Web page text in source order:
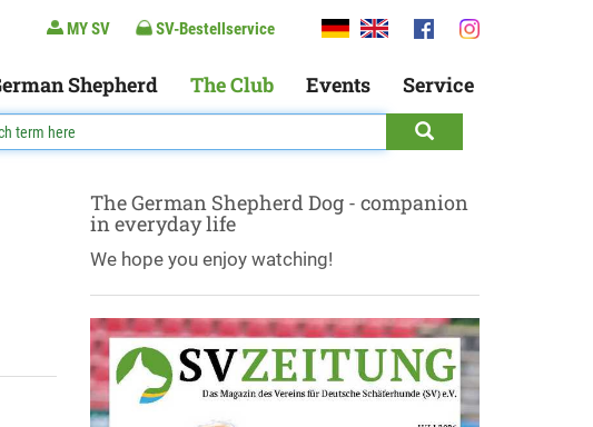
MY SV SV-Bestellservice
Shepherd The Club Events Service
The German Shepherd Dog - companion
in everyday life
We hope you enjoy watching!